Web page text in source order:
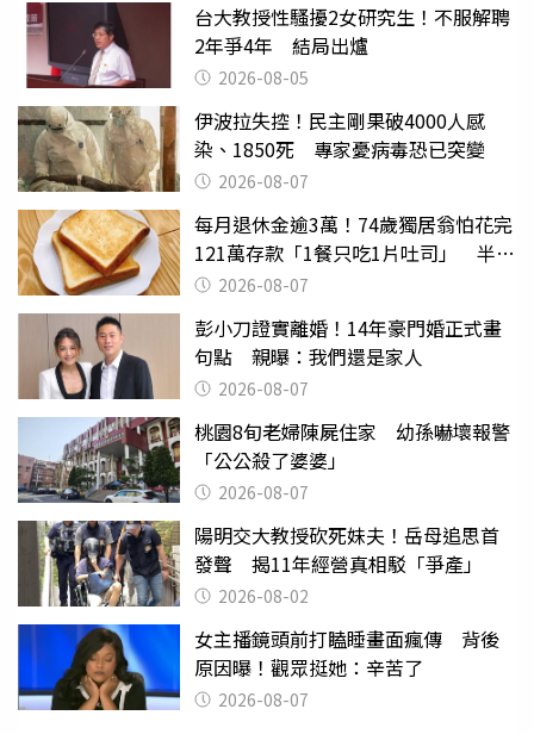
台大教授性騷擾2女研究生！不服解聘
2年爭4年 結局出爐
2026-08-05
伊波拉失控！民主剛果破4000人感
染、1850死 專家憂病毒恐已突變
2026-08-07
每月退休金逾3萬！74歲獨居翁怕花完
121萬存款「1餐只吃1片吐司」 半年
後暴瘦嚇壞女兒
2026-08-07
彭小刀證實離婚！14年豪門婚正式畫
句點 親曝：我們還是家人
2026-08-07
桃園8旬老婦陳屍住家 幼孫嚇壞報警
「公公殺了婆婆」
2026-08-07
陽明交大教授砍死妹夫！岳母追思首
發聲 揭11年經營真相駁「爭產」
2026-08-02
女主播鏡頭前打瞌睡畫面瘋傳 背後
原因曝！觀眾挺她：辛苦了
2026-08-07